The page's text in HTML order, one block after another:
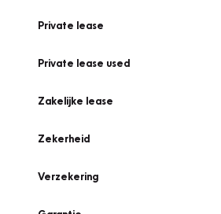
Private lease
Private lease used
Zakelijke lease
Zekerheid
Verzekering